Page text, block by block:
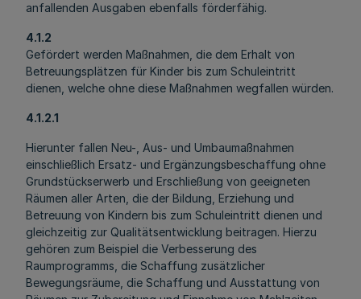
anfallenden Ausgaben ebenfalls förderfähig.
4.1.2
Gefördert werden Maßnahmen, die dem Erhalt von
Betreuungsplätzen für Kinder bis zum Schuleintritt
dienen, welche ohne diese Maßnahmen wegfallen würden.
4.1.2.1
Hierunter fallen Neu-, Aus- und Umbaumaßnahmen
einschließlich Ersatz- und Ergänzungsbeschaffung ohne
Grundstückserwerb und Erschließung von geeigneten
Räumen aller Arten, die der Bildung, Erziehung und
Betreuung von Kindern bis zum Schuleintritt dienen und
gleichzeitig zur Qualitätsentwicklung beitragen. Hierzu
gehören zum Beispiel die Verbesserung des
Raumprogramms, die Schaffung zusätzlicher
Bewegungsräume, die Schaffung und Ausstattung von